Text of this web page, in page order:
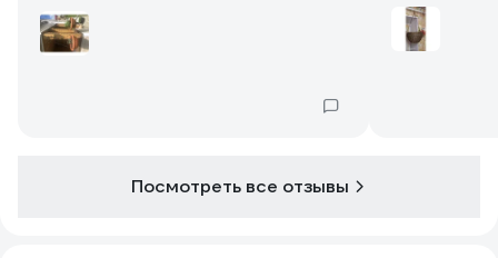
Посмотреть все отзывы